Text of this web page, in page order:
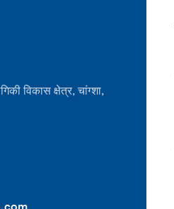
विकास क्षेत्र, चांग्शा,